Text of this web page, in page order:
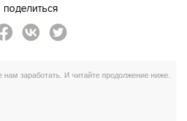
поделиться